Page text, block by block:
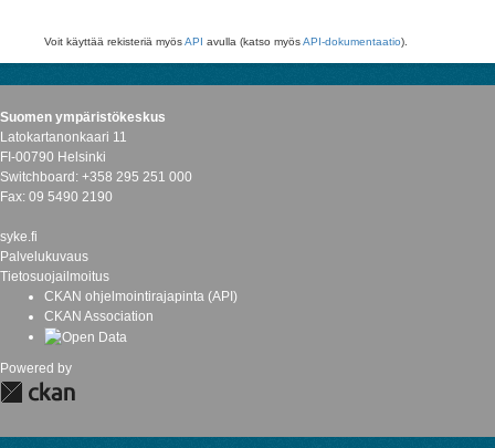
Voit käyttää rekisteriä myösAPI avulla (katso myösAPI-dokumentaatio).
Suomen ympäristökeskus
Latokartanonkaari 11
FI-00790 Helsinki
Switchboard: +358 295 251 000
Fax: 09 5490 2190
syke.fi
Palvelukuvaus
Tietosuojailmoitus
CKAN ohjelmointirajapinta (API)
CKAN Association
Powered by